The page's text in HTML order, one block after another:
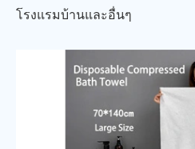
โรงแรมบ้านและอื่นๆ